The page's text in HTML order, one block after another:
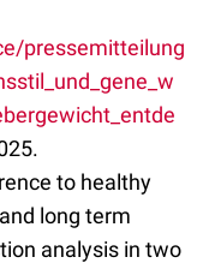
pressemitteilung
to healthy
long term
analysis in two